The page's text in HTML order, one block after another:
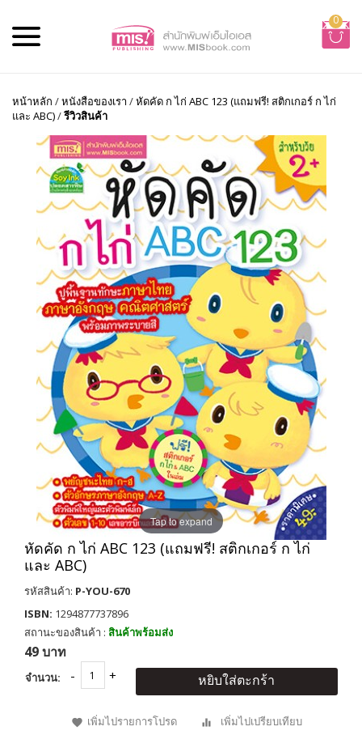
0
หน้าหลัก /หนังสือของเรา /หัดคัด ก ไก่ ABC 123 (แถมฟรี! สติกเกอร์ ก ไก่
และ ABC)/รีวิวสินค้า
Tap to expand
หัดคัด ก ไก่ ABC 123 (แถมฟรี! สติกเกอร์ ก ไก่
และ ABC)
รหัสสินค้า: P-YOU-670
ISBN: 1294877737896
สถานะของสินค้า : สินค้าพร้อมส่ง
49 บาท
จำนวน: หยิบใส่ตะกร้า
เพิ่มไปรายการโปรด เพิ่มไปเปรียบเทียบ